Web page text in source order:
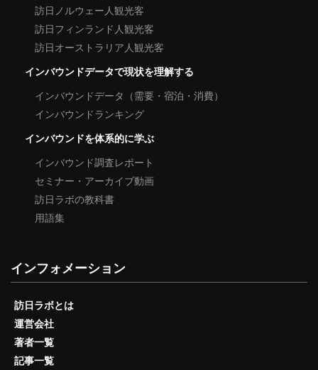
訪日ノルウェー人観光客
訪日フィンランド人観光客
訪日オーストラリア人観光客
インバウンドデータで現状を理解する
インバウンドデータ（需要・宿泊・消費）
インバウンドランキング
インバウンドを体系的に学ぶ
インバウンド調査レポート
セミナー・アーカイブ動画
訪日ラボの教科書
用語集
インフォメーション
訪日ラボとは
運営会社
著者一覧
記事一覧